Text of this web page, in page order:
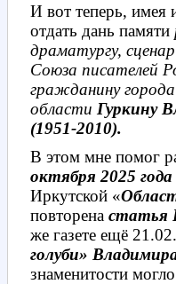
И вот теперь, имея
отдать дань памяти
драматургу,
Союза писателей
гражданину
области Гуркину
(1951-2010).
В этом мне помог
октября 2025 года
Иркутской «
повторена статья
же газете ещё
голуби»
знаменитости